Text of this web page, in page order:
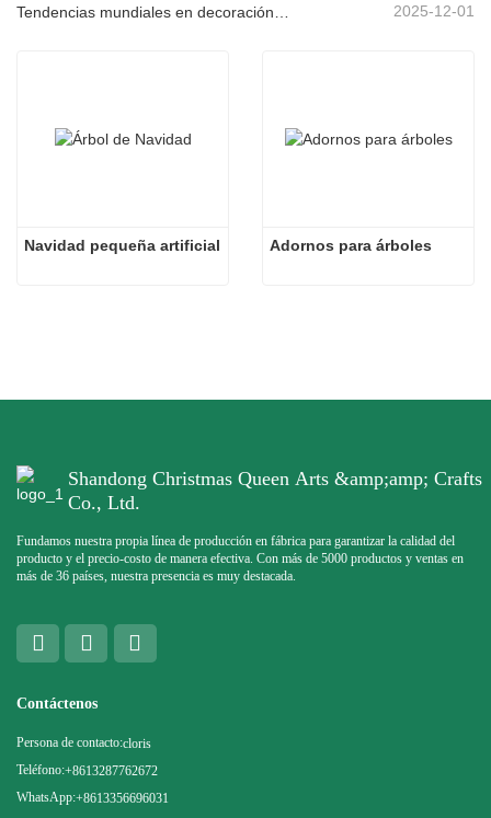
2025-12-01
Navidad pequeña artificial Adornos para árboles
Shandong Christmas Queen Arts &amp;amp; Crafts
Co., Ltd.
Fundamos nuestra propia línea de producción en fábrica para garantizar la calidad del
producto y el precio-costo de manera efectiva. Con más de 5000 productos y ventas en
más de 36 países, nuestra presencia es muy destacada.
Contáctenos
Persona de contacto:cloris
Teléfono:+8613287762672
WhatsApp:+8613356696031